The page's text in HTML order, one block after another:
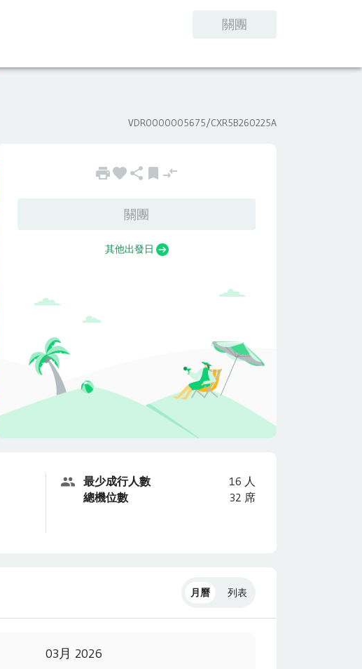
關團
VDR0000005675/CXR5B260225A
關團
其他出發日
最少成行人數 16 人
總機位數
32 席
月曆 列表
03月 2026